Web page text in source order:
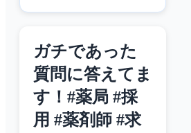
ガチであった
質問に答えてま
す！#薬局 #採
用 #薬剤師 #求